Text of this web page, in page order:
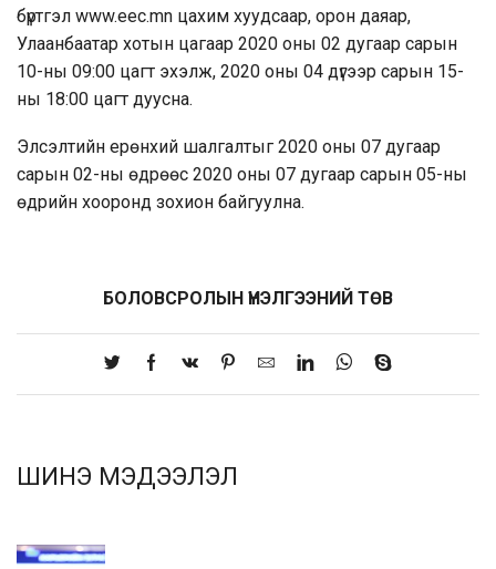
бүртгэл www.eec.mn цахим хуудсаар, орон даяар,
Улаанбаатар хотын цагаар 2020 оны 02 дугаар сарын
10-ны 09:00 цагт эхэлж, 2020 оны 04 дүгээр сарын 15-
ны 18:00 цагт дуусна.
Элсэлтийн ерөнхий шалгалтыг 2020 оны 07 дугаар
сарын 02-ны өдрөөс 2020 оны 07 дугаар сарын 05-ны
өдрийн хооронд зохион байгуулна.
БОЛОВСРОЛЫН ҮНЭЛГЭЭНИЙ ТӨВ
ШИНЭ МЭДЭЭЛЭЛ